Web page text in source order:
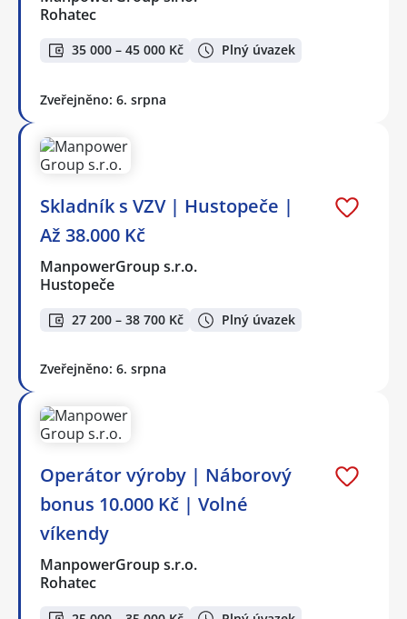
Rohatec
35 000 – 45 000 Kč Plný úvazek
Zveřejněno: 6. srpna
Skladník s VZV | Hustopeče |
Až 38.000 Kč
ManpowerGroup s.r.o.
Hustopeče
27 200 – 38 700 Kč Plný úvazek
Zveřejněno: 6. srpna
Operátor výroby | Náborový
bonus 10.000 Kč | Volné
víkendy
ManpowerGroup s.r.o.
Rohatec